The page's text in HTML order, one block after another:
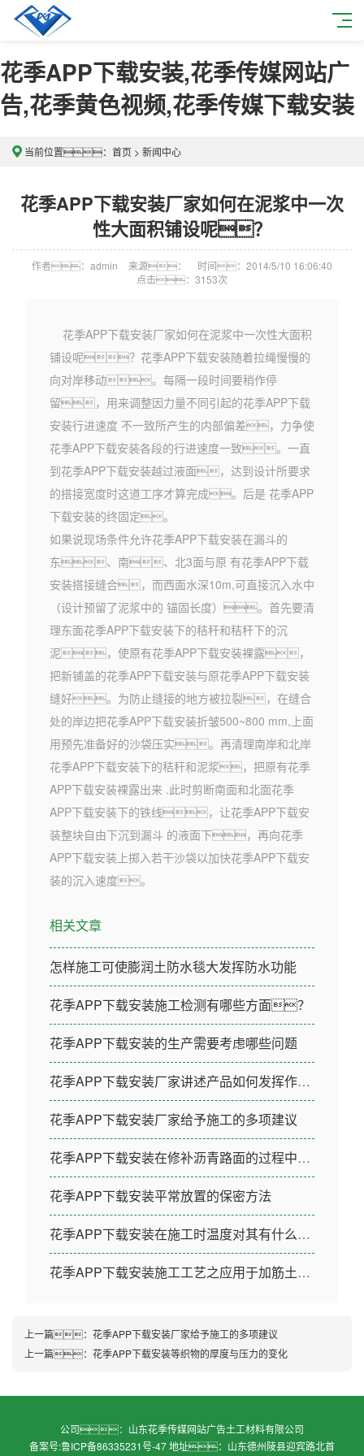
花季APP下载安装,花季传媒网站广
告,花季黄色视频,花季传媒下载安装
当前位置： 首页 > 新闻中心
花季APP下载安装厂家如何在泥浆中一次
性大面积铺设呢？
作者：admin 来源：
时间：2014/5/10 16:06:40
点击： 3153次
花季APP下载安装厂家如何在泥浆中一次性大面积
铺设呢？花季APP下载安装随着拉绳慢慢的
向对岸移动。每隔一段时间要稍作停
留，用来调整因力量不同引起的花季APP下载
安装行进速度 不一致所产生的内部偏差，力争使
花季APP下载安装各段的行进速度一致。一直
到花季APP下载安装越过液面，达到设计所要求
的搭接宽度时这道工序才算完成。后是 花季APP
下载安装的终固定。
如果说现场条件允许花季APP下载安装在漏斗的
东、南、北3面与原 有花季APP下载
安装搭接缝合，而西面水深10m,可直接沉入水中
（设计预留了泥浆中的 锚固长度）。首先要清
理东面花季APP下载安装下的秸秆和秸秆下的沉
泥，使原有花季APP下载安装裸露，
把新铺盖的花季APP下载安装与原花季APP下载安装
缝好。为防止缝接的地方被拉裂，在缝合
处的岸边把花季APP下载安装折皱500~800 mm,上面
用预先准备好的沙袋压实。再清理南岸和北岸
花季APP下载安装下的秸秆和泥浆，把原有花季
APP下载安装裸露出来 .此时剪断南面和北面花季
APP下载安装下的铁线，让花季APP下载安
装整块自由下沉到漏斗 的液面下，再向花季
APP下载安装上掷入若干沙袋以加快花季APP下载安
装的沉入速度。
相关文章
怎样施工可使膨润土防水毯大发挥防水功能
花季APP下载安装施工检测有哪些方面？
花季APP下载安装的生产需要考虑哪些问题
花季APP下载安装厂家讲述产品如何发挥作用的
花季APP下载安装厂家给予施工的多项建议
花季APP下载安装在修补沥青路面的过程中需要注意哪些问题
花季APP下载安装平常放置的保密方法
花季APP下载安装在施工时温度对其有什么影响
花季APP下载安装施工工艺之应用于加筋土挡墙
上一篇： 花季APP下载安装厂家给予施工的多项建议
上一篇： 花季APP下载安装等织物的厚度与压力的变化
公司：山东花季传媒网站广告土工材料有限公司
备案号:鲁ICP备86335231号-47地址：山东德州陵县迎宾路北首